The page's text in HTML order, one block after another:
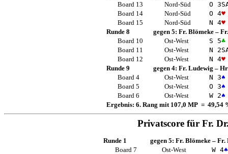
Board 13
Nord-Süd O 3
Board 14
Nord-Süd O 4♥
Board 15
Nord-Süd N 4♥
Runde 8
gegen 5: Fr. Blömeke–
Board 10
Ost-West S 5♣
Board 11
Ost-West N 2
Board 12
Ost-West N 4♥
Runde 9
gegen 4: Fr. Ludewig –
Board 4
Ost-West N 3♠
Board 5
Ost-West O 3♠
Board 6
Ost-West W 2♠
Ergebnis: 6. Rang mit 107,0 MP = 49,54
Privatscore für Fr.
Runde 1 gegen 5: Fr. Blömeke – Fr.
Board 7
Ost-West W 4♠